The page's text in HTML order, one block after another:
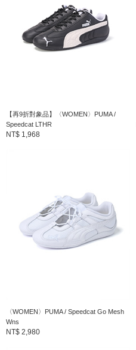
【再9折對象品】〈WOMEN〉PUMA /
Speedcat LTHR
NT$ 1,968
〈WOMEN〉PUMA / Speedcat Go Mesh
Wns
NT$ 2,980